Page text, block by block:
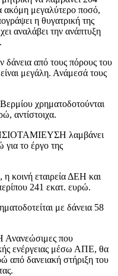
ακόμη μεγαλύτερο ποσό,
η θυγατρική της
αναλάβει την ανάπτυξη
δάνεια από τους πόρους του
μεγάλη. Ανάμεσά τους
χρηματοδοτούνται
αντίστοιχα.
λαμβάνει
το έργο της
κοινή εταιρεία ΔΕΗ και
241 εκατ. ευρώ.
με δάνεια 58
που
ενέργειας μέσω ΑΠΕ, θα
από δανειακή στήριξη του